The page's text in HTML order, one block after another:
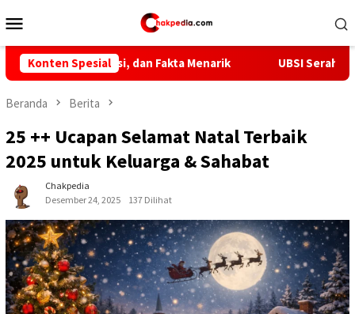
ke
Mobile
Konten Spesial
dan Fakta Menarik UBSI Serahkan Sistem Informasi
Beranda Berita
25 ++ Ucapan Selamat Natal Terbaik
2025 untuk Keluarga & Sahabat
Chakpedia
Desember 24, 2025
137 Dilihat